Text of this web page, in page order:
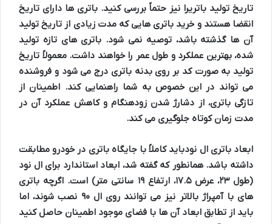
تاریخ تولید باتریرا نیز حتماً بررسی کنید. باتری ها دارای تاریخ
انقضا هستند و خرید باتری هایی که مدت زیادی از تاریخ تولید
آن ها گذشته باشد، توصیه نمی شود. باتری های تازه تولید
شده، بهترین عملکرد و طول عمر را خواهند داشت. معمولاً تاریخ
تولید به صورت کد بر روی بدنه باتری درج می شود و فروشنده
می تواند در این خصوص به شما راهنمایی کند. اطمینان از
تازگی باتری، از دشارژ شدن زودهنگام و کاهش عملکرد آن در
مدت زمان کوتاه جلوگیری می کند.
ابعاد باتری ال نودباید کاملاً با جایگاه باتری در خودرو مطابقت
داشته باشد. همانطور که گفته شد، ابعاد استاندارد برای ال نود
(طول ۲۳، عرض ۱۷.۵، ارتفاع ۱۹ سانتی متر) است. اگرچه باتری
های با آمپراژ بالاتر نیز می توانند روی ال ۹۰ نصب شوند، اما
باید از تطابق ابعاد آن ها با فضای موجود اطمینان حاصل کنید